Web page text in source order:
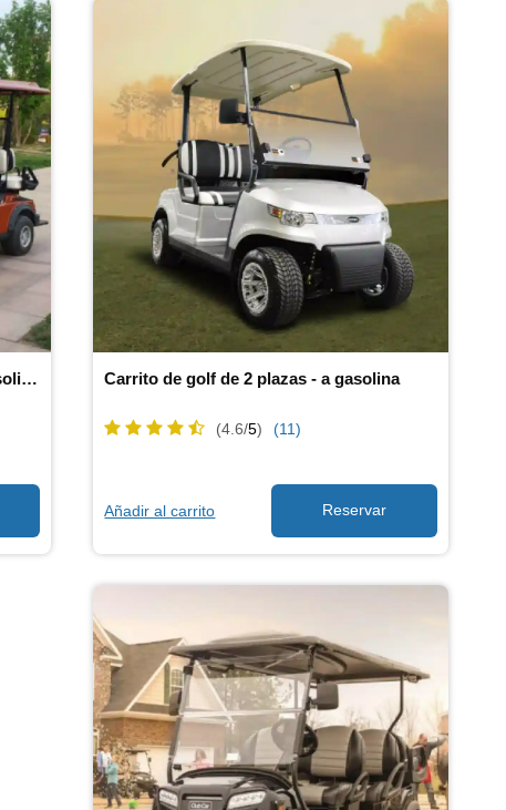
Carrito de golf para 8 personas - a gasolina Carrito de golf de 2 plazas - a gasolina
(4.6/5) (11)
Añadir al carrito